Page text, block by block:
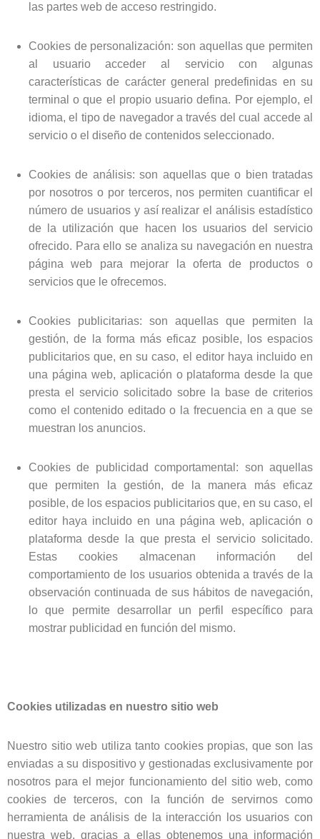
las partes web de acceso restringido.
Cookies de personalización: son aquellas que permiten
al usuario acceder al servicio con algunas
características de carácter general predefinidas en su
terminal o que el propio usuario defina. Por ejemplo, el
idioma, el tipo de navegador a través del cual accede al
servicio o el diseño de contenidos seleccionado.
Cookies de análisis: son aquellas que o bien tratadas
por nosotros o por terceros, nos permiten cuantificar el
número de usuarios y así realizar el análisis estadístico
de la utilización que hacen los usuarios del servicio
ofrecido. Para ello se analiza su navegación en nuestra
página web para mejorar la oferta de productos o
servicios que le ofrecemos.
Cookies publicitarias: son aquellas que permiten la
gestión, de la forma más eficaz posible, los espacios
publicitarios que, en su caso, el editor haya incluido en
una página web, aplicación o plataforma desde la que
presta el servicio solicitado sobre la base de criterios
como el contenido editado o la frecuencia en a que se
muestran los anuncios.
Cookies de publicidad comportamental: son aquellas
que permiten la gestión, de la manera más eficaz
posible, de los espacios publicitarios que, en su caso, el
editor haya incluido en una página web, aplicación o
plataforma desde la que presta el servicio solicitado.
Estas cookies almacenan información del
comportamiento de los usuarios obtenida a través de la
observación continuada de sus hábitos de navegación,
lo que permite desarrollar un perfil específico para
mostrar publicidad en función del mismo.
Cookies utilizadas en nuestro sitio web
Nuestro sitio web utiliza tanto cookies propias, que son las
enviadas a su dispositivo y gestionadas exclusivamente por
nosotros para el mejor funcionamiento del sitio web, como
cookies de terceros, con la función de servirnos como
herramienta de análisis de la interacción los usuarios con
nuestra web, gracias a ellas obtenemos una información